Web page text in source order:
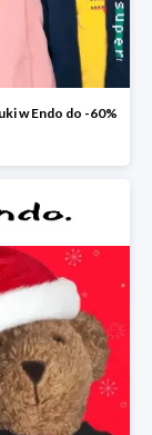
w Endo do -60%